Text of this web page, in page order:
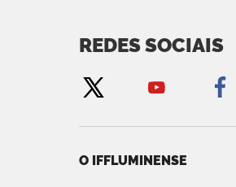
REDES SOCIAIS
O IFFLUMINENSE